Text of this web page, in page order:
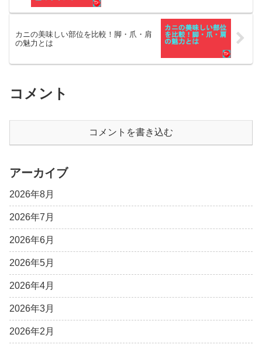
カニの美味しい部位を比較！脚・爪・肩
の魅力とは
コメント
コメントを書き込む
アーカイブ
2026年8月
2026年7月
2026年6月
2026年5月
2026年4月
2026年3月
2026年2月